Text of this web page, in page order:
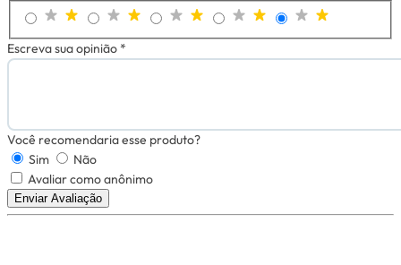
Escreva sua opinião *
Você recomendaria esse produto?
Sim
Não
Avaliar como anônimo
Enviar Avaliação